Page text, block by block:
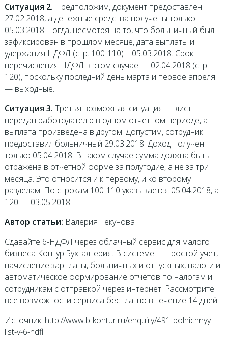
Ситуация 2. Предположим, документ предоставлен
27.02.2018, а денежные средства получены только
05.03.2018. Тогда, несмотря на то, что больничный был
зафиксирован в прошлом месяце, дата выплаты и
удержания НДФЛ (стр. 100-110) – 05.03.2018. Срок
перечисления НДФЛ в этом случае — 02.04.2018 (стр.
120), поскольку последний день марта и первое апреля
— выходные.
Ситуация 3. Третья возможная ситуация — лист
передан работодателю в одном отчетном периоде, а
выплата произведена в другом. Допустим, сотрудник
предоставил больничный 29.03.2018. Доход получен
только 05.04.2018. В таком случае сумма должна быть
отражена в отчетной форме за полугодие, а не за три
месяца. Это относится и к первому, и ко второму
разделам. По строкам 100-110 указывается 05.04.2018, а
120 — 03.05.2018.
Автор статьи: Валерия Текунова
Сдавайте 6-НДФЛ через облачный сервис для малого
бизнеса Контур.Бухгалтерия. В системе — простой учет,
начисление зарплаты, больничных и отпускных, налоги и
автоматическое формирование отчетов по налогам и
сотрудникам с отправкой через интернет. Рассмотрите
все возможности сервиса бесплатно в течение 14 дней.
Источник: http://www.b-kontur.ru/enquiry/491-bolnichnyy-
list-v-6-ndfl